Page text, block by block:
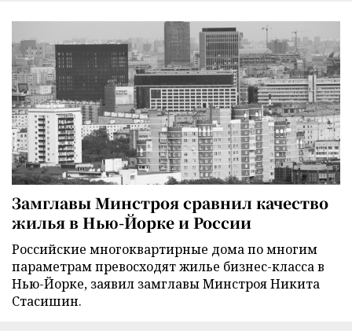
Замглавы Минстроя сравнил качество
жилья в Нью-Йорке и России
Российские многоквартирные дома по многим
параметрам превосходят жилье бизнес-класса в
Нью-Йорке, заявил замглавы Минстроя Никита
Стасишин.